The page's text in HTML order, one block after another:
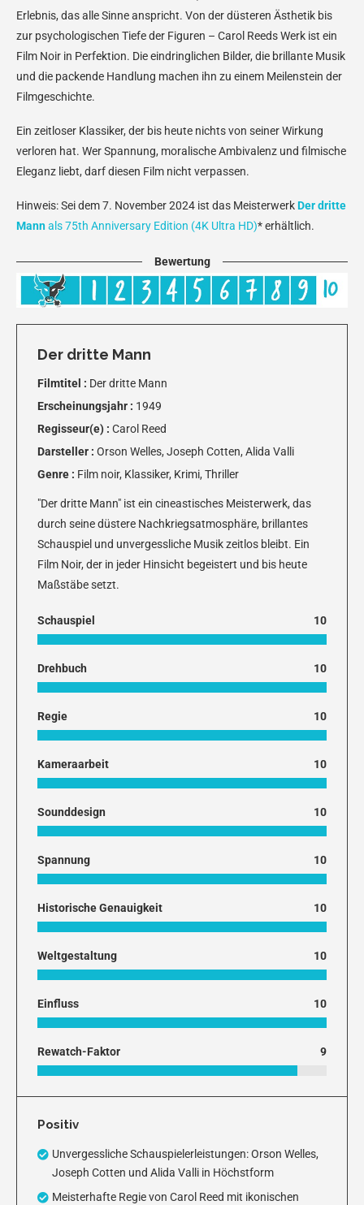
Erlebnis, das alle Sinne anspricht. Von der düsteren Ästhetik bis
zur psychologischen Tiefe der Figuren – Carol Reeds Werk ist ein
Film Noir in Perfektion. Die eindringlichen Bilder, die brillante Musik
und die packende Handlung machen ihn zu einem Meilenstein der
Filmgeschichte.
Ein zeitloser Klassiker, der bis heute nichts von seiner Wirkung
verloren hat. Wer Spannung, moralische Ambivalenz und filmische
Eleganz liebt, darf diesen Film nicht verpassen.
Hinweis: Sei dem 7. November 2024 ist das MeisterwerkDer dritte
Mannals 75th Anniversary Edition (4K Ultra HD)* erhältlich.
Bewertung
Der dritte Mann
Filmtitel : Der dritte Mann
Erscheinungsjahr : 1949
Regisseur(e) : Carol Reed
Darsteller : Orson Welles, Joseph Cotten, Alida Valli
Genre : Film noir, Klassiker, Krimi, Thriller
"Der dritte Mann" ist ein cineastisches Meisterwerk, das
durch seine düstere Nachkriegsatmosphäre, brillantes
Schauspiel und unvergessliche Musik zeitlos bleibt. Ein
Film Noir, der in jeder Hinsicht begeistert und bis heute
Maßstäbe setzt.
Schauspiel 10
Drehbuch 10
Regie 10
Kameraarbeit 10
Sounddesign 10
Spannung 10
Historische Genauigkeit 10
Weltgestaltung 10
Einfluss 10
Rewatch-Faktor 9
Positiv
Unvergessliche Schauspielerleistungen: Orson Welles,
Joseph Cotten und Alida Valli in Höchstform
Meisterhafte Regie von Carol Reed mit ikonischen